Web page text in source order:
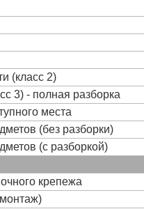
(класс 2)
3) - полная разборка
места
(без разборки)
(с разборкой)
крепежа